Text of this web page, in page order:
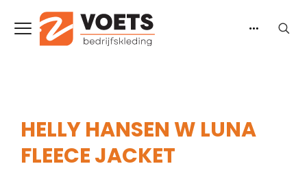
HELLY HANSEN W LUNA
FLEECE JACKET